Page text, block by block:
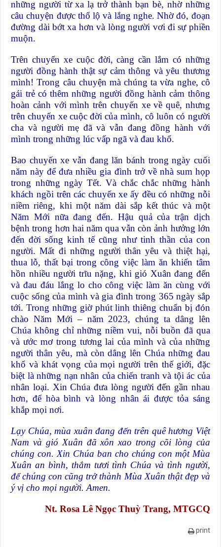
những người từ xa lạ trở thành bạn bè, nhờ những
câu chuyện được thổ lộ và lắng nghe. Nhờ đó, đoạn
đường dài bớt xa hơn và lòng người vơi đi sự phiền
muộn.
Trên chuyến xe cuộc đời, càng cần lắm có những
người đồng hành thật sự cảm thông và yêu thương
mình! Trong câu chuyện mà chúng ta vừa nghe, cô
gái trẻ có thêm những người đồng hành cảm thông
hoàn cảnh với mình trên chuyến xe về quê, nhưng
trên chuyến xe cuộc đời của mình, cô luôn có người
cha và người mẹ đã và vẫn đang đồng hành với
mình trong những lúc vấp ngã và đau khổ.
Bao chuyến xe vẫn đang lăn bánh trong ngày cuối
năm này để đưa nhiều gia đình trở về nhà sum họp
trong những ngày Tết. Và chắc chắc những hành
khách ngồi trên các chuyến xe ấy đều có những nỗi
niềm riêng, khi một năm dài sắp kết thúc và một
Năm Mới nữa đang đến. Hậu quả của trận dịch
bệnh trong hơn hai năm qua vẫn còn ảnh hưởng lớn
đến đời sống kinh tế cũng như tinh thần của con
người. Mất đi những người thân yêu và thiệt hại,
thua lỗ, thất bại trong công việc làm ăn khiến tâm
hồn nhiều người trĩu nặng, khi gió Xuân đang đến
và đau đáu lắng lo cho công việc làm ăn cùng với
cuộc sống của mình và gia đình trong 365 ngày sắp
tới. Trong những giờ phút linh thiêng chuẩn bị đón
chào Năm Mới – năm 2023, chúng ta dâng lên
Chúa không chỉ những niềm vui, nỗi buồn đã qua
và ước mơ trong tương lai của mình và của những
người thân yêu, mà còn dâng lên Chúa những đau
khổ và khát vọng của mọi người trên thế giới, đặc
biệt là những nạn nhân của chiến tranh và tội ác của
nhân loại. Xin Chúa đưa lòng người đến gần nhau
hơn, để hòa bình và lòng nhân ái được tỏa sáng
khắp mọi nơi.
Lạy Chúa, mùa xuân đang đến trên quê hương Việt
Nam và gió Xuân đã xôn xao trong cõi lòng của
chúng con. Xin Chúa ban cho chúng con một Mùa
Xuân an bình, thắm tươi tình Chúa và tình người,
để chúng con cũng trở thành Mùa Xuân thật đẹp và
ý vị cho mọi người. Amen.
Nt. Rosa Lê Ngọc Thuỳ Trang, MTGCQ
print